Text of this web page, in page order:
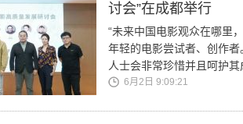
讨会”在成都举行
“未来中国电影观众在哪里
年轻的电影尝试者、创作
人士会非常珍惜并且呵护
6月2日 9:09:21